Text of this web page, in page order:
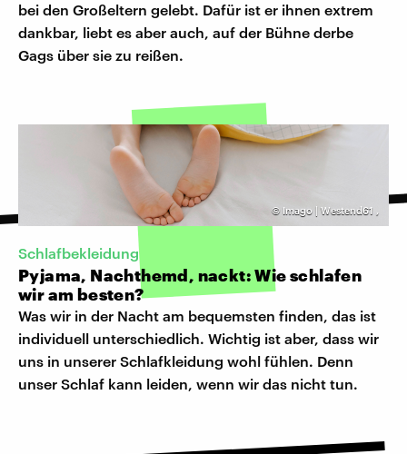
bei den Großeltern gelebt. Dafür ist er ihnen extrem
dankbar, liebt es aber auch, auf der Bühne derbe
Gags über sie zu reißen.
© Imago | Westend61 ,
Schlafbekleidung
Pyjama, Nachthemd, nackt: Wie schlafen
wir am besten?
Was wir in der Nacht am bequemsten finden, das ist
individuell unterschiedlich. Wichtig ist aber, dass wir
uns in unserer Schlafkleidung wohl fühlen. Denn
unser Schlaf kann leiden, wenn wir das nicht tun.